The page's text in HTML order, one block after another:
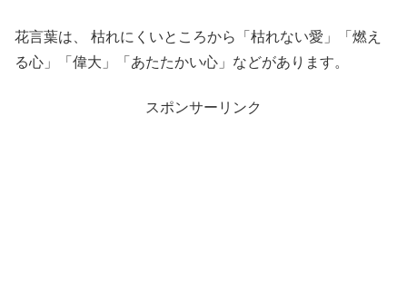
花言葉は、 枯れにくいところから「枯れない愛」「燃え
る心」「偉大」「あたたかい心」などがあります。
スポンサーリンク